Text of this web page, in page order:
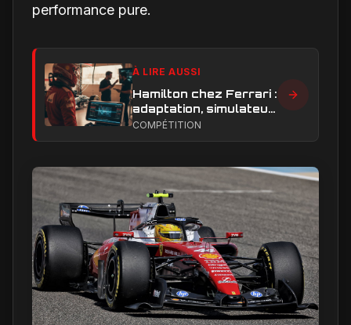
performance pure.
À LIRE AUSSI
Hamilton chez Ferrari :
adaptation, simulateur
et critiques, ce qui
COMPÉTITION